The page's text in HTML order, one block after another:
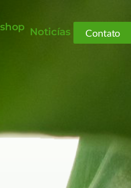
Noticías Contato